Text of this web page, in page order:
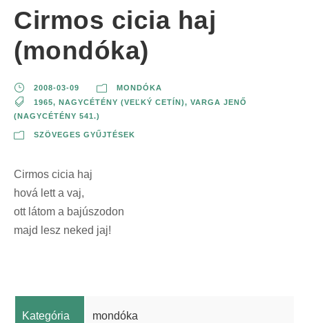
Cirmos cicia haj
(mondóka)
2008-03-09
MONDÓKA
1965, NAGYCÉTÉNY (VEĽKÝ CETÍN), VARGA JENŐ
(NAGYCÉTÉNY 541.)
SZÖVEGES GYŰJTÉSEK
Cirmos cicia haj
hová lett a vaj,
ott látom a bajúszodon
majd lesz neked jaj!
Kategória mondóka